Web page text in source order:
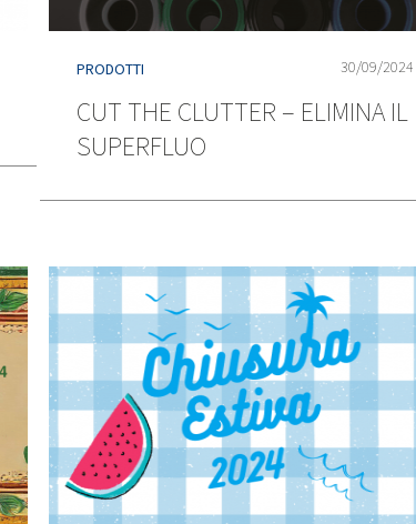
PRODOTTI 30/09/2024
CUT THE CLUTTER – ELIMINA IL
SUPERFLUO